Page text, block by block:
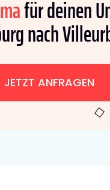
für deinen
nach
JETZT ANFRAGEN